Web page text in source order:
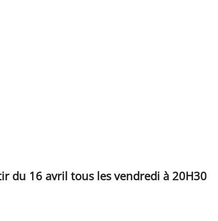
du 16 avril tous les vendredi à 20H30